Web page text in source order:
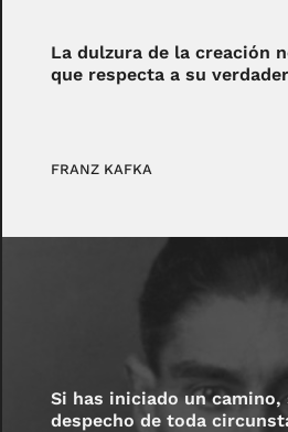
La dulzura de la creación
que respecta a su
FRANZ KAFKA
Si has iniciado un camino,
despecho de toda